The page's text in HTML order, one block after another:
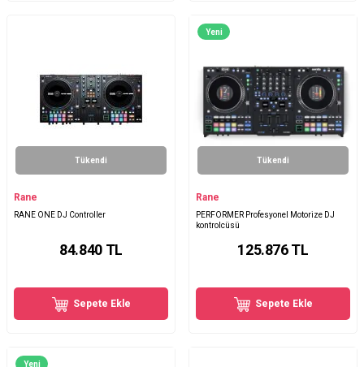
Tükendi
Rane
RANE ONE DJ Controller
84.840TL
Sepete Ekle
Yeni
Tükendi
Rane
PERFORMER Profesyonel Motorize DJ
kontrolcüsü
125.876TL
Sepete Ekle
Yeni